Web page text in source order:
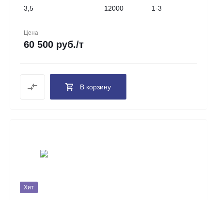
3,5 12000 1-3
Цена
60 500 руб./т
В корзину
Хит